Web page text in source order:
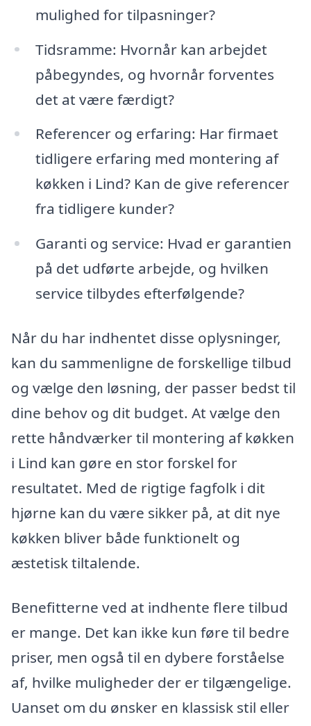
mulighed for tilpasninger?
Tidsramme: Hvornår kan arbejdet
påbegyndes, og hvornår forventes
det at være færdigt?
Referencer og erfaring: Har firmaet
tidligere erfaring med montering af
køkken i Lind? Kan de give referencer
fra tidligere kunder?
Garanti og service: Hvad er garantien
på det udførte arbejde, og hvilken
service tilbydes efterfølgende?
Når du har indhentet disse oplysninger,
kan du sammenligne de forskellige tilbud
og vælge den løsning, der passer bedst til
dine behov og dit budget. At vælge den
rette håndværker til montering af køkken
i Lind kan gøre en stor forskel for
resultatet. Med de rigtige fagfolk i dit
hjørne kan du være sikker på, at dit nye
køkken bliver både funktionelt og
æstetisk tiltalende.
Benefitterne ved at indhente flere tilbud
er mange. Det kan ikke kun føre til bedre
priser, men også til en dybere forståelse
af, hvilke muligheder der er tilgængelige.
Uanset om du ønsker en klassisk stil eller